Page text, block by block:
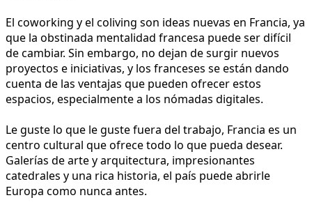
El coworking y el coliving son ideas nuevas en Francia, ya
que la obstinada mentalidad francesa puede ser difícil
de cambiar. Sin embargo, no dejan de surgir nuevos
proyectos e iniciativas, y los franceses se están dando
cuenta de las ventajas que pueden ofrecer estos
espacios, especialmente a los nómadas digitales.
Le guste lo que le guste fuera del trabajo, Francia es un
centro cultural que ofrece todo lo que pueda desear.
Galerías de arte y arquitectura, impresionantes
catedrales y una rica historia, el país puede abrirle
Europa como nunca antes.